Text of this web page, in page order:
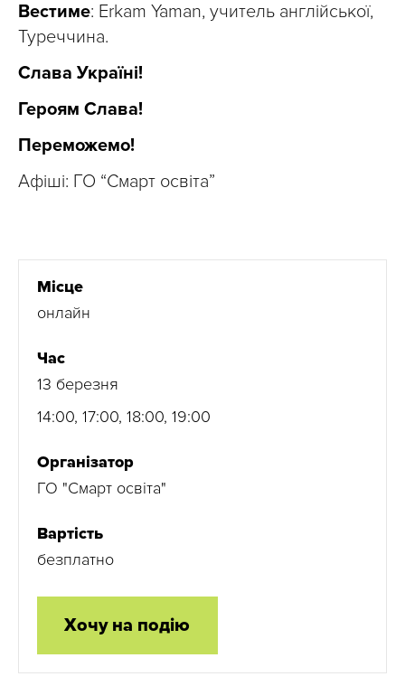
Вестиме: Erkam Yaman, учитель англійської,
Туреччина.
Слава Україні!
Героям Слава!
Переможемо!
Афіші: ГО “Смарт освіта”
Місце
онлайн
Час
13 березня
14:00, 17:00, 18:00, 19:00
Організатор
ГО "Смарт освіта"
Вартість
безплатно
Хочу на подію